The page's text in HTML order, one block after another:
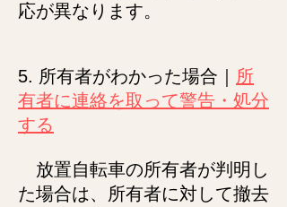
応が異なります。
5. 所有者がわかった場合｜ 所
有者に連絡を取って警告・処分
する
放置自転車の所有者が判明し
た場合は、所有者に対して撤去